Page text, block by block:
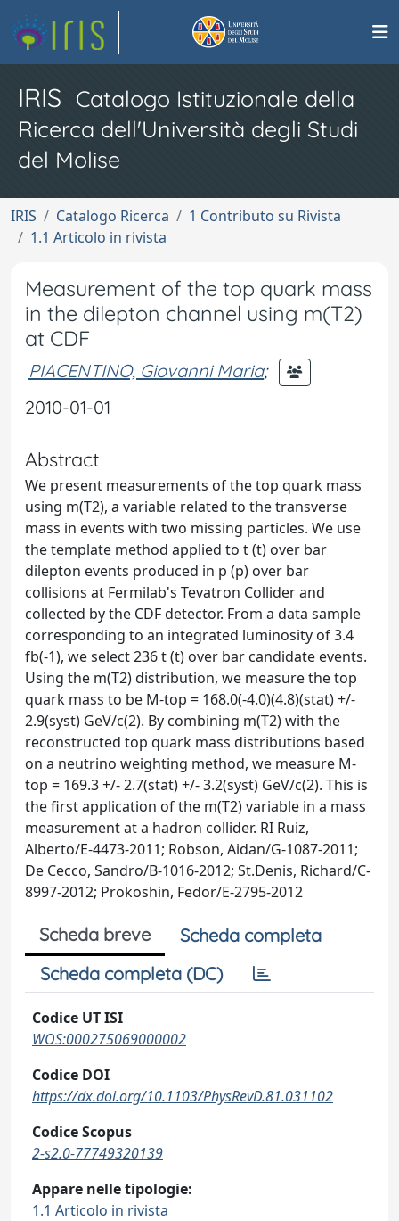
IRIS Catalogo Istituzionale della
Ricerca dell'Università degli Studi
del Molise
IRIS Catalogo Ricerca
1 Contributo su Rivista
1.1 Articolo in rivista
Measurement of the top quark mass
in the dilepton channel using m(T2)
at CDF
PIACENTINO, Giovanni Maria;
2010-01-01
Abstract
We present measurements of the top quark mass
using m(T2), a variable related to the transverse
mass in events with two missing particles. We use
the template method applied to t (t) over bar
dilepton events produced in p (p) over bar
collisions at Fermilab's Tevatron Collider and
collected by the CDF detector. From a data sample
corresponding to an integrated luminosity of 3.4
fb(-1), we select 236 t (t) over bar candidate events.
Using the m(T2) distribution, we measure the top
quark mass to be M-top = 168.0(-4.0)(4.8)(stat) +/-
2.9(syst) GeV/c(2). By combining m(T2) with the
reconstructed top quark mass distributions based
on a neutrino weighting method, we measure M-
top = 169.3 +/- 2.7(stat) +/- 3.2(syst) GeV/c(2). This is
the first application of the m(T2) variable in a mass
measurement at a hadron collider. RI Ruiz,
Alberto/E-4473-2011; Robson, Aidan/G-1087-2011;
De Cecco, Sandro/B-1016-2012; St.Denis, Richard/C-
8997-2012; Prokoshin, Fedor/E-2795-2012
Scheda breve
Scheda completa
Scheda completa (DC)
Codice UT ISI
WOS:000275069000002
Codice DOI
https://dx.doi.org/10.1103/PhysRevD.81.031102
Codice Scopus
2-s2.0-77749320139
Appare nelle tipologie:
1.1 Articolo in rivista